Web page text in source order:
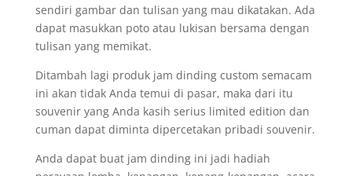
sendiri gambar dan tulisan yang mau dikatakan. Ada
dapat masukkan poto atau lukisan bersama dengan
tulisan yang memikat.
Ditambah lagi produk jam dinding custom semacam
ini akan tidak Anda temui di pasar, maka dari itu
souvenir yang Anda kasih serius limited edition dan
cuman dapat diminta dipercetakan pribadi souvenir.
Anda dapat buat jam dinding ini jadi hadiah